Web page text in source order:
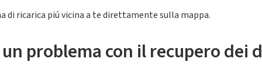
ricarica piú vicina a te direttamente sulla mappa.
problema con il recupero dei